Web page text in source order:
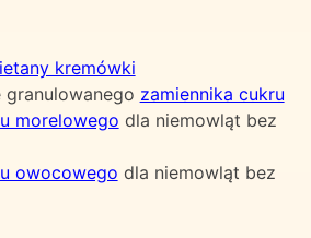
kremówki
granulowanego zamiennika cukru
morelowego dla niemowląt bez
owocowego dla niemowląt bez